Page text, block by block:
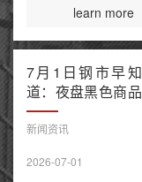
learn more
7月1日钢市早知
道：夜盘黑色商品
窄幅波动 上半年
百强房企销售额降
钢铁保障新规今起
新闻资讯
2026-07-01